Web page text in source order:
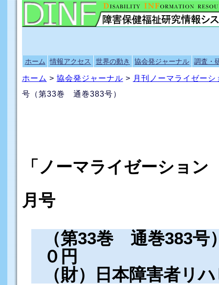
ホーム 情報アクセス 世界の動き 協会発ジャーナル 調査・
ホーム > 協会発ジャーナル > 月刊ノーマライゼーシ
号（第33巻 通巻383号）
「ノーマライゼーショ
月号
（第33巻 通巻383
０円
（財）日本障害者リ